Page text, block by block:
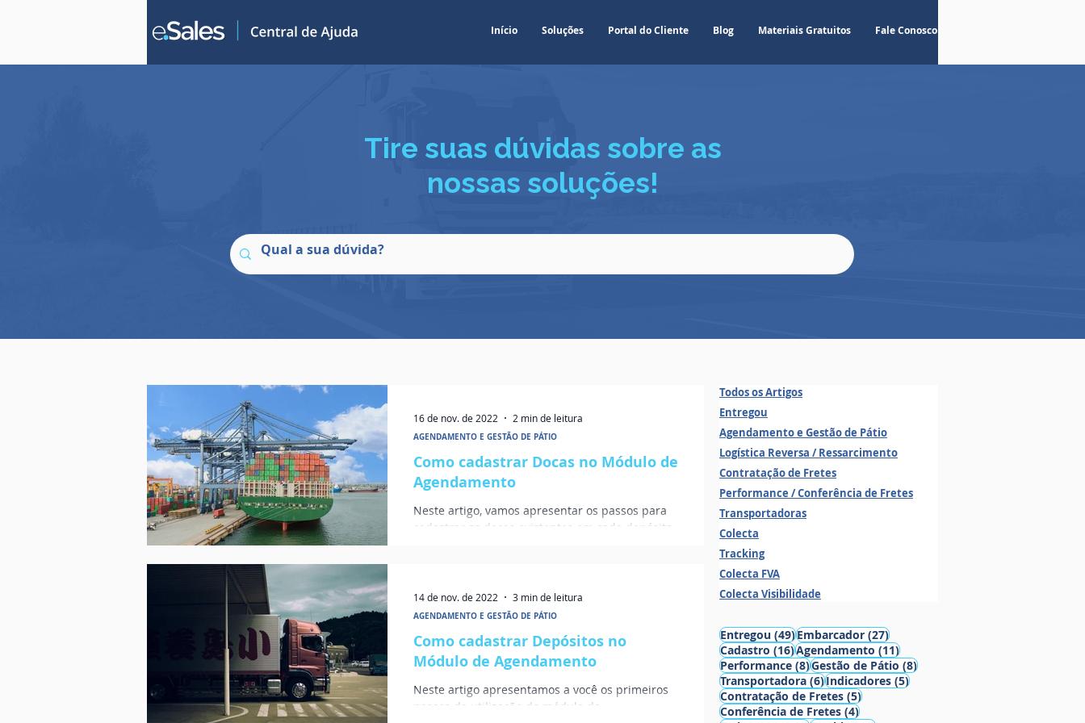
Início Soluções Portal do Cliente Blog Materiais Gratuitos Fale Conosco
Tire suas dúvidas sobre as
nossas soluções!
Como cadastrar Docas no Módulo de
Agendamento
Neste artigo, vamos apresentar os passos para
cadastrar as docas existentes em cada depósito.
AGENDAMENTO E GESTÃO DE PÁTIO
16 de nov. de 2022 2 min de leitura
Como cadastrar Depósitos no
Módulo de Agendamento
Neste artigo apresentamos a você os primeiros
passos de utilização do módulo de
AGENDAMENTO E GESTÃO DE PÁTIO
14 de nov. de 2022 3 min de leitura
Todos os Artigos
Entregou
Agendamento e Gestão de Pátio
Logística Reversa / Ressarcimento
Contratação de Fretes
Performance / Conferência de Fretes
Transportadoras
Colecta
Tracking
Colecta FVA
Colecta Visibilidade
Entregou (49)49 posts
Embarcador (27)27 posts
Cadastro (16)16 posts
Agendamento (11)11 posts
Performance (8)8 posts
Gestão de Pátio (8)8 posts
Transportadora (6)6 posts
Indicadores (5)5 posts
Contratação de Fretes (5)5 posts
Conferência de Fretes (4)4 posts